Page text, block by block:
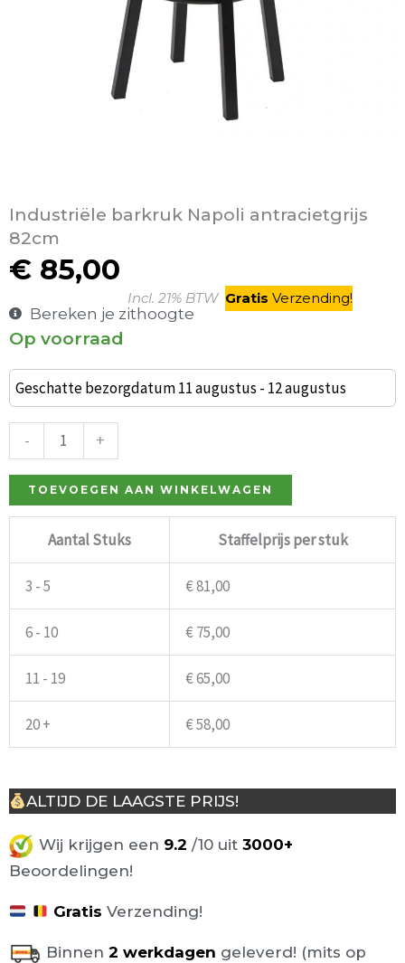
Industriële barkruk Napoli antracietgrijs
82cm
€ 85,00
Incl. 21% BTW Gratis Verzending!
Bereken je zithoogte
Op voorraad
Geschatte bezorgdatum 11 augustus - 12 augustus
-
barkruk
Pub
Premium
zwart
aantal
+
TOEVOEGEN AAN WINKELWAGEN
Aantal Stuks Staffelprijs per stuk
3 - 5 €81,00
6 - 10 €75,00
11 - 19 €65,00
20 + €58,00
ALTIJD DE LAAGSTE PRIJS!
Wij krijgen een 9.2 /10 uit 3000+
Beoordelingen!
Gratis Verzending!
Binnen 2 werkdagen geleverd! (mits op